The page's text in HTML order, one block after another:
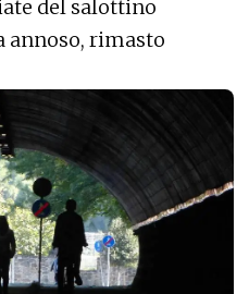
del salottino
annoso, rimasto